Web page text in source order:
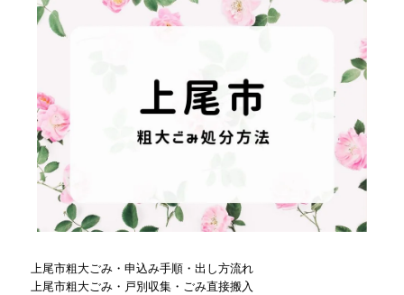
上尾市粗大ごみ・申込み手順・出し方流れ
上尾市粗大ごみ・戸別収集・ごみ直接搬入